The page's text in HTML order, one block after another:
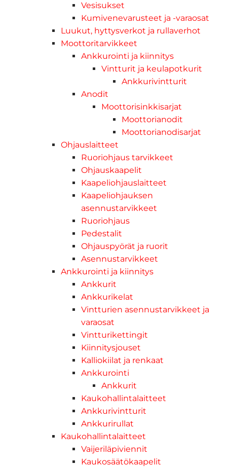
Vesisukset
Kumivenevarusteet ja -varaosat
Luukut, hyttysverkot ja rullaverhot
Moottoritarvikkeet
Ankkurointi ja kiinnitys
Vintturit ja keulapotkurit
Ankkurivintturit
Anodit
Moottorisinkkisarjat
Moottorianodit
Moottorianodisarjat
Ohjauslaitteet
Ruoriohjaus tarvikkeet
Ohjauskaapelit
Kaapeliohjauslaitteet
Kaapeliohjauksen
asennustarvikkeet
Ruoriohjaus
Pedestalit
Ohjauspyörät ja ruorit
Asennustarvikkeet
Ankkurointi ja kiinnitys
Ankkurit
Ankkurikelat
Vintturien asennustarvikkeet ja
varaosat
Vintturikettingit
Kiinnitysjouset
Kalliokiilat ja renkaat
Ankkurointi
Ankkurit
Kaukohallintalaitteet
Ankkurivintturit
Ankkurirullat
Kaukohallintalaitteet
Vaijeriläpiviennit
Kaukosäätökaapelit